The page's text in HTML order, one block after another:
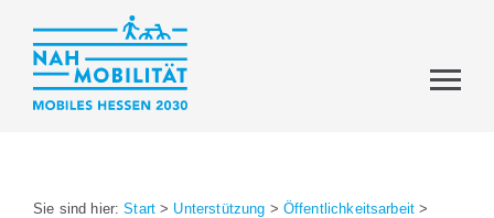
Sie sind hier:Start > Unterstützung > Öffentlichkeitsarbeit >